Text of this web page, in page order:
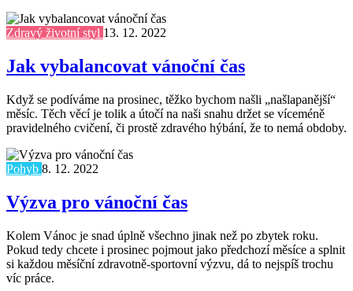
Zdravý životní styl 13. 12. 2022
Jak vybalancovat vánoční čas
Když se podíváme na prosinec, těžko bychom našli „našlapanější“
měsíc. Těch věcí je tolik a útočí na naši snahu držet se víceméně
pravidelného cvičení, či prostě zdravého hýbání, že to nemá obdoby.
Pohyb 8. 12. 2022
Výzva pro vánoční čas
Kolem Vánoc je snad úplně všechno jinak než po zbytek roku.
Pokud tedy chcete i prosinec pojmout jako předchozí měsíce a splnit
si každou měsíční zdravotně-sportovní výzvu, dá to nejspíš trochu
víc práce.